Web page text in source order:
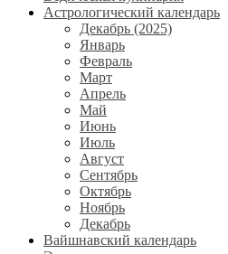
Астрологический календарь
Декабрь (2025)
Январь
Февраль
Март
Апрель
Май
Июнь
Июль
Август
Сентябрь
Октябрь
Ноябрь
Декабрь
Вайшнавский календарь